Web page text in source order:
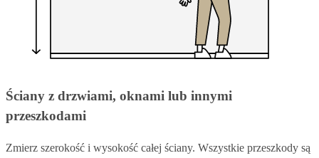
Ściany z drzwiami, oknami lub innymi
przeszkodami
Zmierz szerokość i wysokość całej ściany. Wszystkie przeszkody są